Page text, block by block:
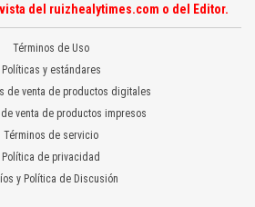
del ruizhealytimes.com o del Editor.
Términos de Uso
Políticas y estándares
de venta de productos digitales
venta de productos impresos
Términos de servicio
Política de privacidad
y Política de Discusión